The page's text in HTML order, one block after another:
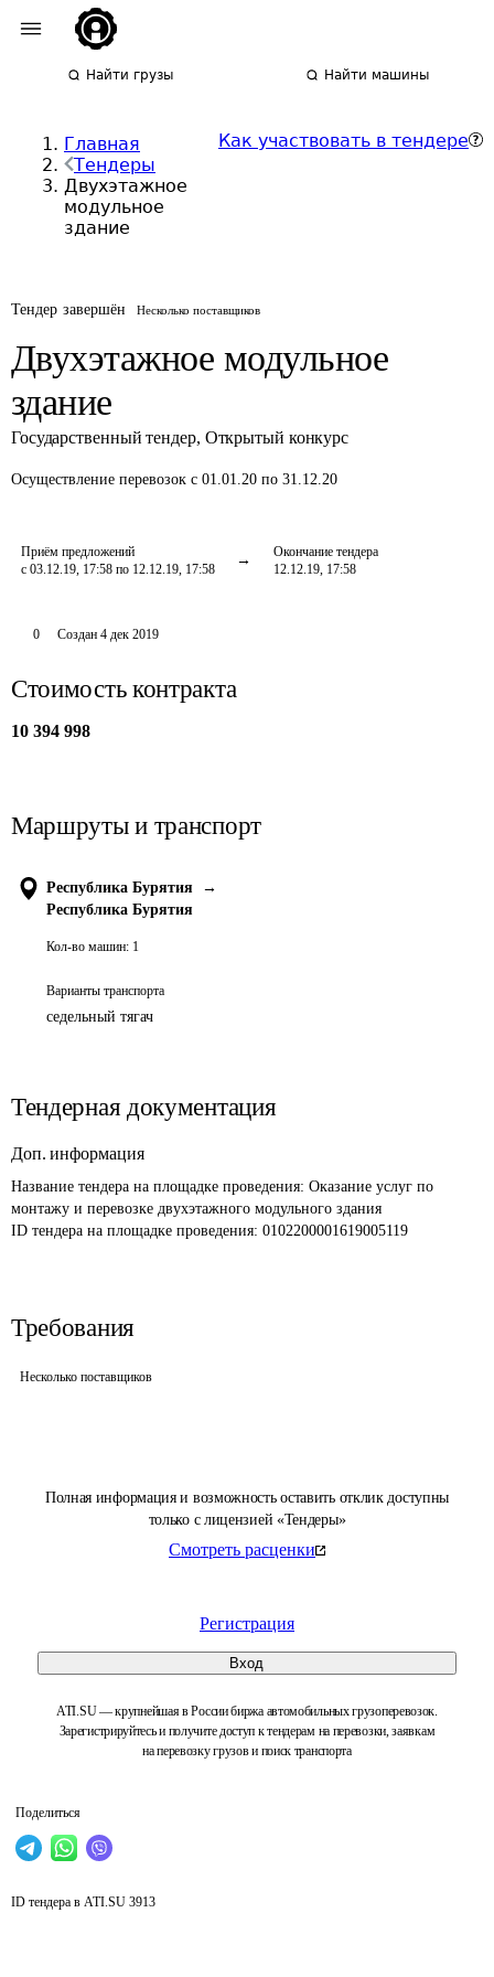
Найти грузы Найти машины
Главная
Тендеры
Двухэтажное
модульное
здание
Как участвовать в тендере
Тендер завершён Несколько поставщиков
Двухэтажное модульное
здание
Государственный тендер, Открытый конкурс
Осуществление перевозок с 01.01.20 по 31.12.20
Приём предложений
с 03.12.19, 17:58 по 12.12.19, 17:58
Окончание тендера
12.12.19, 17:58
Полная информация и возможность оставить отклик доступны
только с лицензией «Тендеры»
Смотреть расценки
Регистрация
Вход
ATI.SU — крупнейшая в России биржа автомобильных грузоперевозок.
Зарегистрируйтесь и получите доступ к тендерам на перевозки, заявкам
на перевозку грузов и поиск транспорта
Поделиться
0 Создан 4 дек 2019
Стоимость контракта
10 394 998
Маршруты и транспорт
Республика Бурятия
→
Республика Бурятия
Кол-во машин: 1
Варианты транспорта
седельный тягач
Тендерная документация
Доп. информация
Название тендера на площадке проведения: Оказание услуг по
монтажу и перевозке двухэтажного модульного здания
ID тендера на площадке проведения: 0102200001619005119
Требования
Несколько поставщиков
ID тендера в ATI.SU 3913